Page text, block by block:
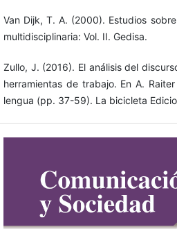
Van Dijk, T. A. (2000). Estudios
multidisciplinaria: Vol. II. Gedisa.
Zullo, J. (2016). El análisis del
herramientas de trabajo. En A.
lengua (pp. 37-59). La bicicleta